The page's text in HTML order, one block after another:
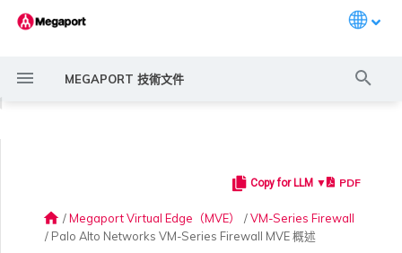
MEGAPORT 技術文件
快速開始
概述
建立帳戶
常見多雲連線情境
MACsec
訂購交叉連接
建立 LAG
將 Port 新增至 LAG
建立私有 VXC
路由指南
11:11 Systems
3DS Outscale
概述
3DS Outscale MCR 連線
概述
Aruba SD-WAN
MCR 進階 VLAN 與路由功能
路由過濾
路由通告
6WIND 授權網路功能
規劃部署
規劃部署
建立 MVE 概述
使用系統標籤建立 MVE
規劃部署
規劃部署
建立 MVE 概述
建立路由型 MVE
規劃部署
規劃部署
使用 Juniper SSR 建立 MVE
規劃部署
規劃部署
規劃部署
IX 需求
加入 IX
編輯 IX
變更合約 IX 的速率
MegaIX 功能概述
MegaIX Looking Glass（路
Port 定價與合約條款
啟用計費市場
建立 API 金鑰
快速開始
啟用 Port
訂購時的錯誤
Port 或 VXC 中斷或不穩定
Port 延遲
MCR 中斷或無法使用
MCR 路由
MVE 中斷或無法使用
MVE 網際網路連線
IX 連線
IX BGP 路由
雲端服務供應商互聯位址空間
ExpressRoute 線路容量不足
聯繫支援
Copy for LLM ▼ PDF
home / Megaport Virtual Edge（MVE） / VM-Series Firewall
/ Palo Alto Networks VM-Series Firewall MVE 概述